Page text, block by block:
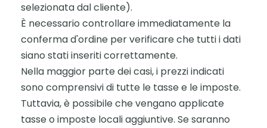
selezionata dal cliente).
È necessario controllare immediatamente la
conferma d'ordine per verificare che tutti i dati
siano stati inseriti correttamente.
Nella maggior parte dei casi, i prezzi indicati
sono comprensivi di tutte le tasse e le imposte.
Tuttavia, è possibile che vengano applicate
tasse o imposte locali aggiuntive. Se saranno